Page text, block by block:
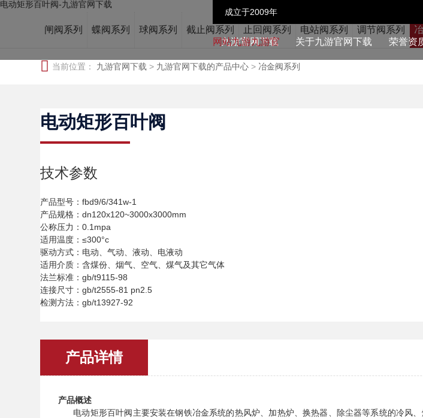
电动矩形百叶阀-九游官网下载
成立于2009年
九游官网下载 关于九游官网下载 荣誉资
闸阀系列 蝶阀系列 球阀系列 截止阀系列 止回阀系列 电站阀系列 调节阀系列
当前位置： 九游官网下载 > 九游官网下载的产品中心 > 冶金阀系列
电动矩形百叶阀
技术参数
产品型号：fbd9/6/341w-1
产品规格：dn120x120~3000x3000mm
公称压力：0.1mpa
适用温度：≤300°c
驱动方式：电动、气动、液动、电液动
适用介质：含煤份、烟气、空气、煤气及其它气体
法兰标准：gb/t9115-98
连接尺寸：gb/t2555-81 pn2.5
检测方法：gb/t13927-92
产品详情
产品概述
电动矩形百叶阀主要安装在钢铁冶金系统的热风炉、加热炉、换热器、除尘器等系统的冷风、